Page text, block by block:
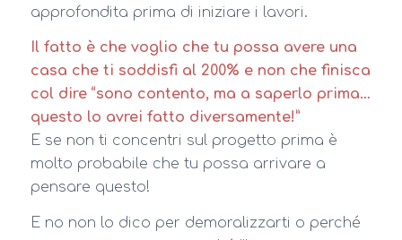
approfondita prima di iniziare i lavori.
Il fatto è che voglio che tu possa avere una
casa che ti soddisfi al 200% e non che finisca
col dire “sono contento, ma a saperlo prima…
questo lo avrei fatto diversamente!”
E se non ti concentri sul progetto prima è
molto probabile che tu possa arrivare a
pensare questo!
E no non lo dico per demoralizzarti o perché